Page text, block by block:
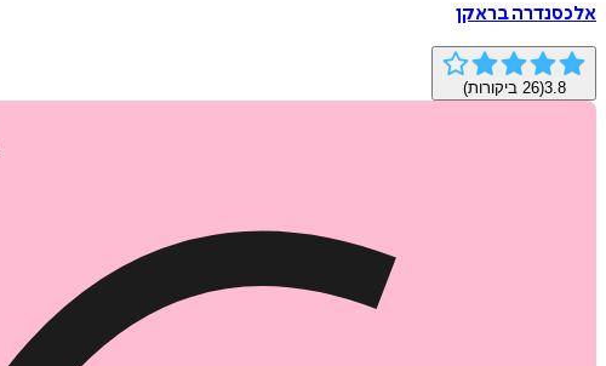
אלכסנדרה בראקן
3.8
(
26 ביקורות)